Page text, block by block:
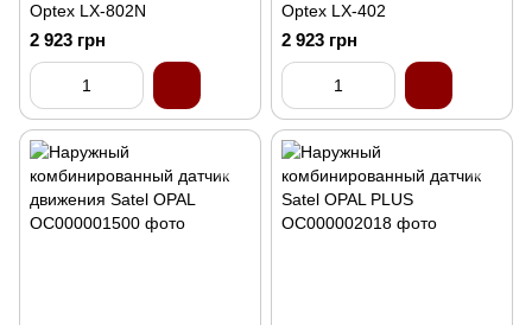
Optex LX-802N
2 923 грн
Optex LX-402
2 923 грн